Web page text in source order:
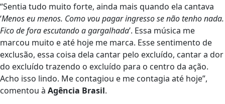
“Sentia tudo muito forte, ainda mais quando ela cantava
‘Menos eu menos. Como vou pagar ingresso se não tenho nada.
Fico de fora escutando a gargalhada’. Essa música me
marcou muito e até hoje me marca. Esse sentimento de
exclusão, essa coisa dela cantar pelo excluído, cantar a dor
do excluído trazendo o excluído para o centro da ação.
Acho isso lindo. Me contagiou e me contagia até hoje”,
comentou à Agência Brasil.